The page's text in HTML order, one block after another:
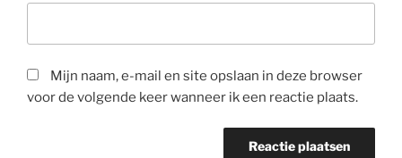
Mijn naam, e-mail en site opslaan in deze browser
voor de volgende keer wanneer ik een reactie plaats.